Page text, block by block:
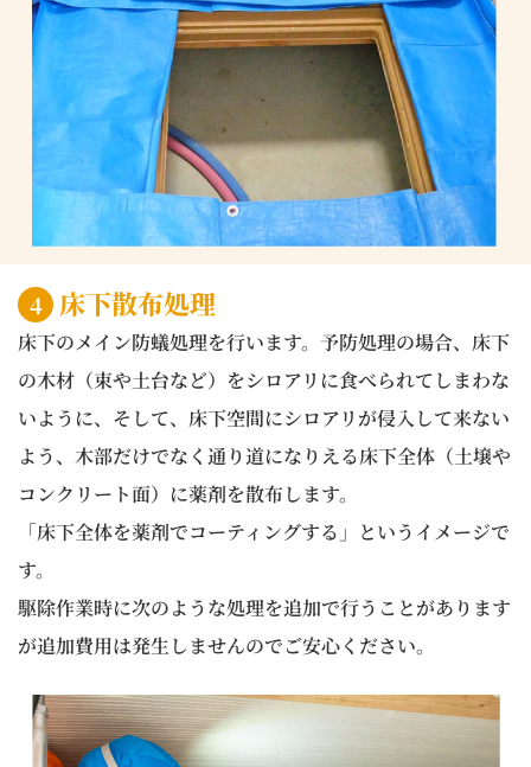
4 床下散布処理
床下のメイン防蟻処理を行います。予防処理の場合、床下
の木材（束や土台など）をシロアリに食べられてしまわな
いように、そして、床下空間にシロアリが侵入して来ない
よう、木部だけでなく通り道になりえる床下全体（土壌や
コンクリート面）に薬剤を散布します。
「床下全体を薬剤でコーティングする」というイメージで
す。
駆除作業時に次のような処理を追加で行うことがあります
が追加費用は発生しませんのでご安心ください。